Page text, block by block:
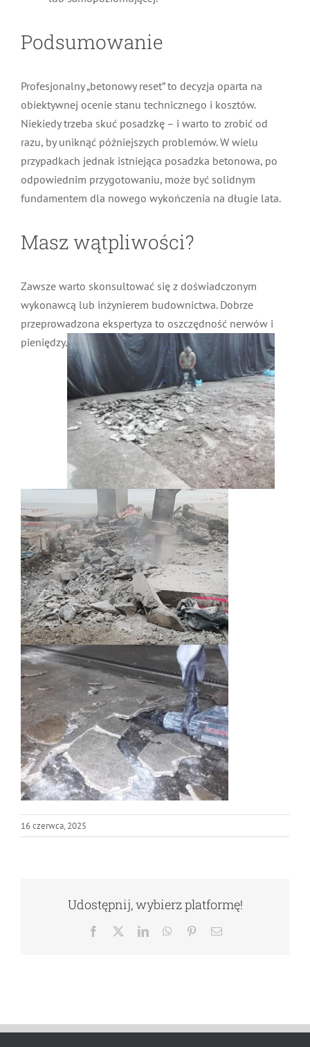
Podsumowanie
Profesjonalny „betonowy reset” to decyzja oparta na
obiektywnej ocenie stanu technicznego i kosztów.
Niekiedy trzeba skuć posadzkę – i warto to zrobić od
razu, by uniknąć późniejszych problemów. W wielu
przypadkach jednak istniejąca posadzka betonowa, po
odpowiednim przygotowaniu, może być solidnym
fundamentem dla nowego wykończenia na długie lata.
Masz wątpliwości?
Zawsze warto skonsultować się z doświadczonym
wykonawcą lub inżynierem budownictwa. Dobrze
przeprowadzona ekspertyza to oszczędność nerwów i
pieniędzy.
16 czerwca, 2025
Udostępnij, wybierz platformę!
Facebook LinkedInWhatsApp
PinterestEmail